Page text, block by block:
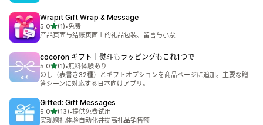
Wrapit Gift Wrap & Message
5.0星（满分 5 星）
(1)
总共 1 条评论
•免费
产品页面与结账页面上的礼品包装、留言与小票
cocoron ギフト｜熨斗もラッピングもこれ1つで
5.0星（满分 5 星）
(1)
总共 1 条评论
•無料体験あり
のし（表書き32種）とギフトオプションを商品ページに追加。主要な贈
答シーンに対応する日本向けアプリ。
Gifted: Gift Messages
5.0星（满分 5 星）
(13)
总共 13 条评论
•提供免费试用
实现赠礼体验自动化并提高礼品销售额